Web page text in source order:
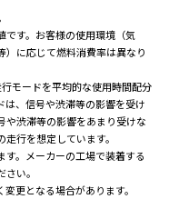
す。お客様の使用環境（気
）に応じて燃料消費率は異なり
モードを平均的な使用時間配分
は、信号や渋滞等の影響を受け
や渋滞等の影響をあまり受けな
行を想定しています。
。メーカーの工場で装着する
い。
更となる場合があります。